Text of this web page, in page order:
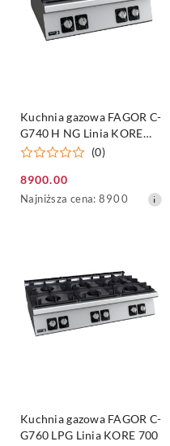
Kuchnia gazowa FAGOR C-
G740 H NG Linia KORE
700
(0)
Cena
promocyjna:
8900.00
Najniższa
obniżką
Najniższa cena: 8900
Kuchnia gazowa FAGOR C-
G760 LPG Linia KORE 700